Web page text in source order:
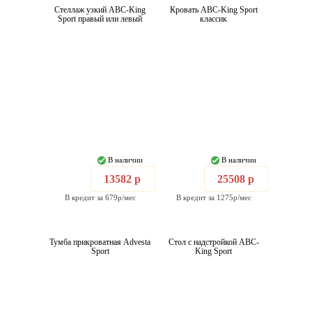
Стеллаж узкий ABC-King
Sport правый или левый
В наличии
13582 р
В кредит за 679р/мес
Кровать ABC-King Sport
классик
В наличии
25508 р
В кредит за 1275р/мес
Тумба прикроватная Advesta
Sport
Стол с надстройкой ABC-
King Sport